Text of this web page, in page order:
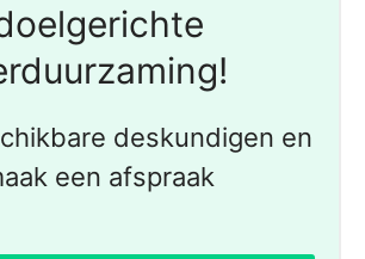
deskundigen en
een afspraak